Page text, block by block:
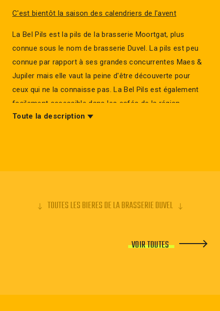
C'est bientôt la saison des calendriers de l'avent
La Bel Pils est la pils de la brasserie Moortgat, plus
connue sous le nom de brasserie Duvel. La pils est peu
connue par rapport à ses grandes concurrentes Maes &
Jupiler mais elle vaut la peine d'être découverte pour
ceux qui ne la connaisse pas. La Bel Pils est également
facilement accessible dans les cafés de la région.
Toute la description
TOUTES LES BIERES DE LA BRASSERIE DUVEL
VOIR TOUTES